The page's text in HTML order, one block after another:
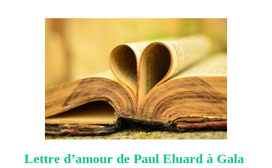
Lettre d’amour de Paul Eluard à Gala